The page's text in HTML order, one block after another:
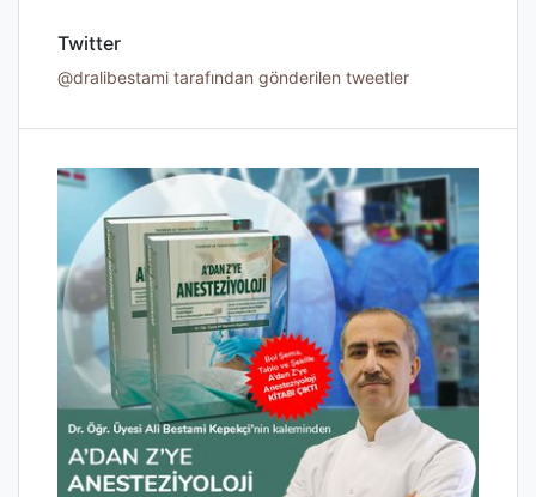
Twitter
@dralibestami tarafından gönderilen tweetler